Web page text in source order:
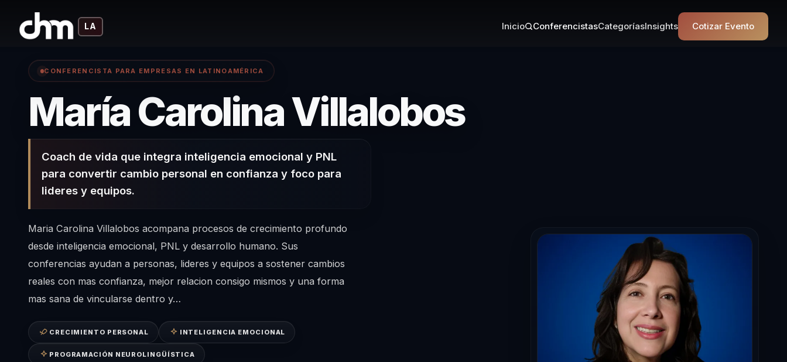
LA Inicio ConferencistasCategoríasInsights Cotizar Evento
CONFERENCISTA PARA EMPRESAS EN LATINOAMÉRICA
María Carolina Villalobos– Conferencista
Coach de vida que integra inteligencia emocional y PNL
para convertir cambio personal en confianza y foco para
lideres y equipos.
Maria Carolina Villalobos acompana procesos de crecimiento profundo
desde inteligencia emocional, PNL y desarrollo humano. Sus
conferencias ayudan a personas, lideres y equipos a sostener cambios
reales con mas confianza, mejor relacion consigo mismos y una forma
mas sana de vincularse dentro y…
CRECIMIENTO PERSONAL INTELIGENCIA EMOCIONAL
PROGRAMACIÓN NEUROLINGÜÍSTICA